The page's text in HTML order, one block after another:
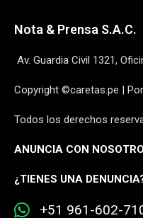
Nota & Prensa S.A.C.
Av. Guardia Civil 1321,
Copyright ©caretas.pe |
Todos los derechos
ANUNCIA CON
¿TIENES UNA
+51 961-602-